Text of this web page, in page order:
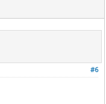
forums
#6